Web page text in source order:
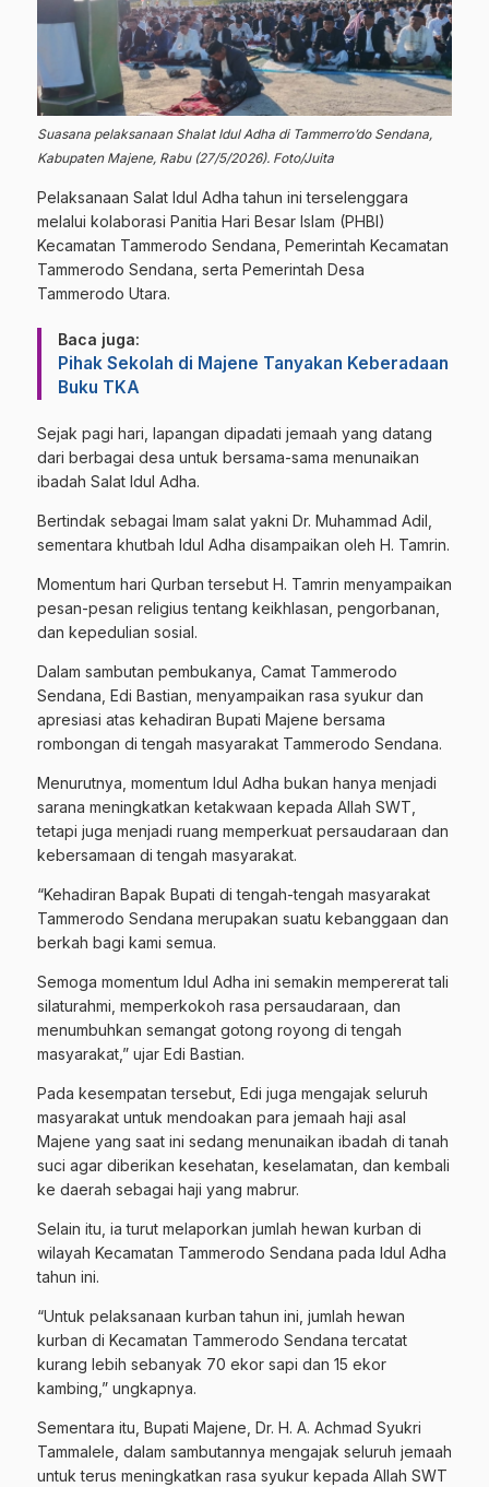
Suasana pelaksanaan Shalat Idul Adha di Tammerro’do Sendana,
Kabupaten Majene, Rabu (27/5/2026). Foto/Juita
Pelaksanaan Salat Idul Adha tahun ini terselenggara
melalui kolaborasi Panitia Hari Besar Islam (PHBI)
Kecamatan Tammerodo Sendana, Pemerintah Kecamatan
Tammerodo Sendana, serta Pemerintah Desa
Tammerodo Utara.
Baca juga:
Pihak Sekolah di Majene Tanyakan Keberadaan
Buku TKA
Sejak pagi hari, lapangan dipadati jemaah yang datang
dari berbagai desa untuk bersama-sama menunaikan
ibadah Salat Idul Adha.
Bertindak sebagai Imam salat yakni Dr. Muhammad Adil,
sementara khutbah Idul Adha disampaikan oleh H. Tamrin.
Momentum hari Qurban tersebut H. Tamrin menyampaikan
pesan-pesan religius tentang keikhlasan, pengorbanan,
dan kepedulian sosial.
Dalam sambutan pembukanya, Camat Tammerodo
Sendana, Edi Bastian, menyampaikan rasa syukur dan
apresiasi atas kehadiran Bupati Majene bersama
rombongan di tengah masyarakat Tammerodo Sendana.
Menurutnya, momentum Idul Adha bukan hanya menjadi
sarana meningkatkan ketakwaan kepada Allah SWT,
tetapi juga menjadi ruang memperkuat persaudaraan dan
kebersamaan di tengah masyarakat.
“Kehadiran Bapak Bupati di tengah-tengah masyarakat
Tammerodo Sendana merupakan suatu kebanggaan dan
berkah bagi kami semua.
Semoga momentum Idul Adha ini semakin mempererat tali
silaturahmi, memperkokoh rasa persaudaraan, dan
menumbuhkan semangat gotong royong di tengah
masyarakat,” ujar Edi Bastian.
Pada kesempatan tersebut, Edi juga mengajak seluruh
masyarakat untuk mendoakan para jemaah haji asal
Majene yang saat ini sedang menunaikan ibadah di tanah
suci agar diberikan kesehatan, keselamatan, dan kembali
ke daerah sebagai haji yang mabrur.
Selain itu, ia turut melaporkan jumlah hewan kurban di
wilayah Kecamatan Tammerodo Sendana pada Idul Adha
tahun ini.
“Untuk pelaksanaan kurban tahun ini, jumlah hewan
kurban di Kecamatan Tammerodo Sendana tercatat
kurang lebih sebanyak 70 ekor sapi dan 15 ekor
kambing,” ungkapnya.
Sementara itu, Bupati Majene, Dr. H. A. Achmad Syukri
Tammalele, dalam sambutannya mengajak seluruh jemaah
untuk terus meningkatkan rasa syukur kepada Allah SWT